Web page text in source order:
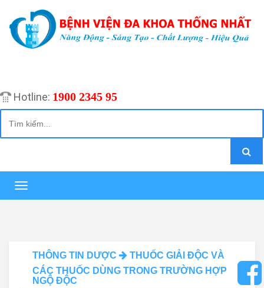
Hotline: 1900 2345 95
Toggle
navigation
THÔNG TIN DƯỢC
THUỐC GIẢI ĐỘC VÀ
CÁC THUỐC DÙNG TRONG TRƯỜNG HỢP
NGỘ ĐỘC